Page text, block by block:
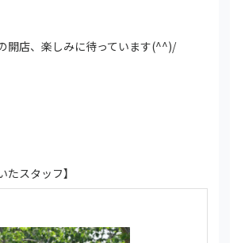
開店、楽しみに待っています(^^)/
たスタッフ】